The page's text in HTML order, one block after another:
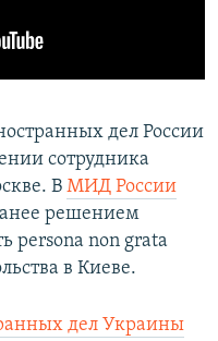
дел России
сотрудника
В МИД России
решением
persona non grata
в Киеве.
дел Украины